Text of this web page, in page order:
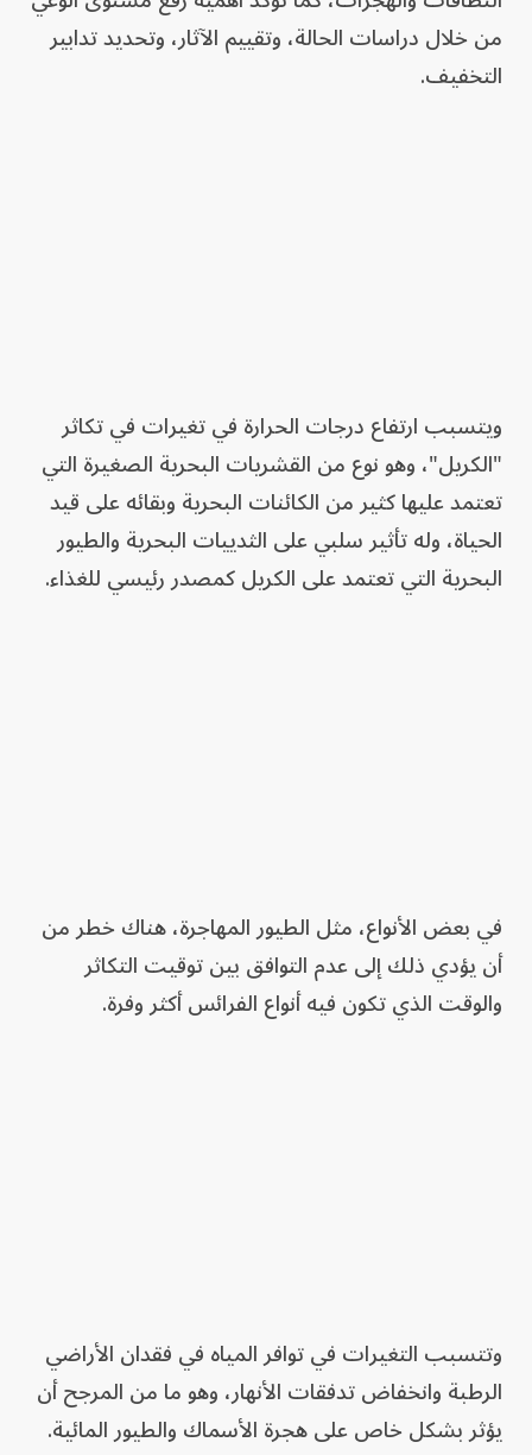
من خلال دراسات الحالة، وتقييم الآثار، وتحديد تدابير
التخفيف.
ويتسبب ارتفاع درجات الحرارة في تغيرات في تكاثر
"الكريل"، وهو نوع من القشريات البحرية الصغيرة التي
تعتمد عليها كثير من الكائنات البحرية وبقائه على قيد
الحياة، وله تأثير سلبي على الثدييات البحرية والطيور
البحرية التي تعتمد على الكريل كمصدر رئيسي للغذاء.
في بعض الأنواع، مثل الطيور المهاجرة، هناك خطر من
أن يؤدي ذلك إلى عدم التوافق بين توقيت التكاثر
والوقت الذي تكون فيه أنواع الفرائس أكثر وفرة.
وتتسبب التغيرات في توافر المياه في فقدان الأراضي
الرطبة وانخفاض تدفقات الأنهار، وهو ما من المرجح أن
يؤثر بشكل خاص على هجرة الأسماك والطيور المائية.